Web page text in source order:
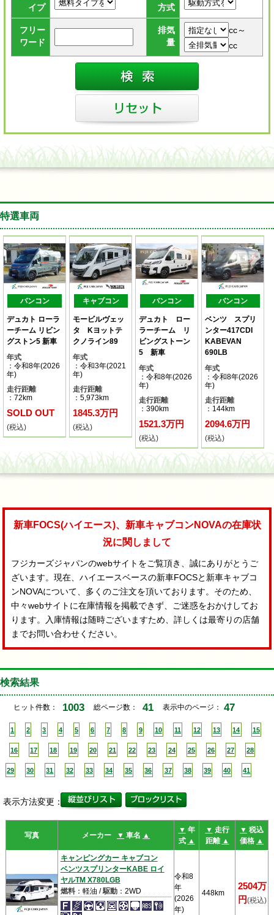
イプ
方式
フリー
ワード
排気
量
cc～
cc
特選車両
バンコン
デュカト ローラ
ーチーム リビン
グストン5 新車
年式
：令和8年(2026
年)
走行距離
：72km
SOLD OUT
(税込)
キャブコン
モービルヴェッ
タ Kヨットテ
クノライン89
年式
：令和3年(2021
年)
走行距離
：5,973km
1845.3万円
(税込)
バンコン
デュカト ロー
ラーチーム リ
ビングストーン
5 新車
年式
：令和8年(2026
年)
走行距離
：390km
1521.3万円
(税込)
バンコン
ベンツ スプリ
ンター417CDI
KABEVAN
690LB
年式
：令和8年(2026
年)
走行距離
：144km
2094.6万円
(税込)
新車FOCS(ハイエース)、新車キャブコンNOVAの在庫状
況に関しまして
フジカーズジャパンのwebサイトをご覧頂き、誠にありがとうご
ざいます。現在、ハイエースベースの新車FOCSと新車キャブコ
ンNOVAについて、多くのご注文を頂いております。そのため、
中々webサイトに在庫情報を掲載できず、ご迷惑をおかけしてお
ります。入庫情報は随時ございますため、詳しくは最寄りの店舗
までお問い合わせください。
検索結果
ヒット件数： 1003 総ページ数： 41 表示中のページ： 47
1 2 3 4 5 6 7 8 9 10 11 12 13 14 15
16 17 18 19 20 21 22 23 24 25 26 27 28
29 30 31 32 33 34 35 36 37 38 39 40 41
表示方法変更：
写真 メーカー ▼ 車名 ▲
▼ 年
式 ▲
▼ 走行
距離 ▲
▼ 税込
価格 ▲
キャンピングカー キャブコン
ベンツスプリンターKABE ロイ
ヤルTM X780LGB
燃料：軽油 /駆動：2WD
令和8
年
(2026
年)
448km
2504万
円(税込)